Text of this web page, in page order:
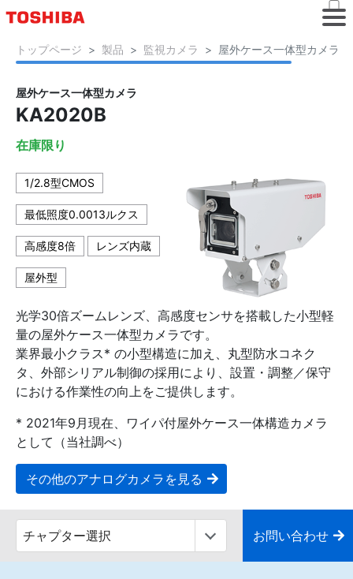
トップページ 製品 監視カメラ 屋外ケース一体型カメラ
屋外ケース一体型カメラ
KA2020B
在庫限り
1/2.8型CMOS
最低照度0.0013ルクス
高感度8倍 レンズ内蔵
屋外型
光学30倍ズームレンズ、高感度センサを搭載した小型軽
量の屋外ケース一体型カメラです。
業界最小クラス* の小型構造に加え、丸型防水コネク
タ、外部シリアル制御の採用により、設置・調整／保守
における作業性の向上をご提供します。
* 2021年9月現在、ワイパ付屋外ケース一体構造カメラ
として（当社調べ）
その他のアナログカメラを見る
お問い合わせ